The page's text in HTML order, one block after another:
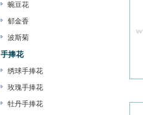
蜿豆花
郁金香
波斯菊
手捧花
绣球手捧花
玫瑰手捧花
牡丹手捧花